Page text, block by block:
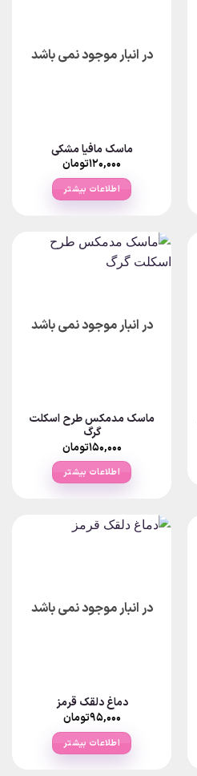
در انبار موجود نمی باشد
ماسک مافیا مشکی
۱۲۰,۰۰۰تومان
اطلاعات بیشتر
در انبار موجود نمی باشد
ماسک مدمکس طرح اسکلت
گرگ
۱۵۰,۰۰۰تومان
اطلاعات بیشتر
در انبار موجود نمی باشد
دماغ دلقک قرمز
۹۵,۰۰۰تومان
اطلاعات بیشتر